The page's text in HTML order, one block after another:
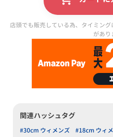
店頭でも販売している為、タイミン
があり
関連ハッシュタグ
#30cm ウィメンズ #18cm ウィ